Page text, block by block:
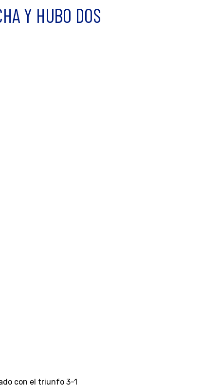
Y HUBO DOS
con el triunfo 3-1